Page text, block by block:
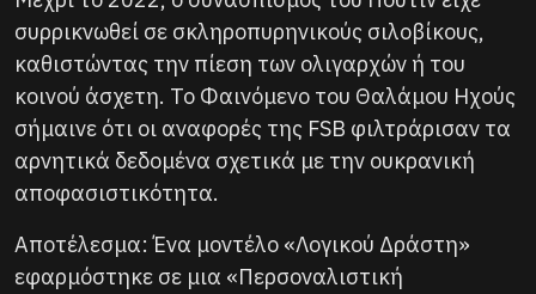
συρρικνωθεί σε σκληροπυρηνικούς σιλοβίκους,
καθιστώντας την πίεση των ολιγαρχών ή του
κοινού άσχετη. Το Φαινόμενο του Θαλάμου Ηχούς
σήμαινε ότι οι αναφορές της FSB φιλτράρισαν τα
αρνητικά δεδομένα σχετικά με την ουκρανική
αποφασιστικότητα.
Αποτέλεσμα: Ένα μοντέλο «Λογικού Δράστη»
εφαρμόστηκε σε μια «Περσοναλιστική